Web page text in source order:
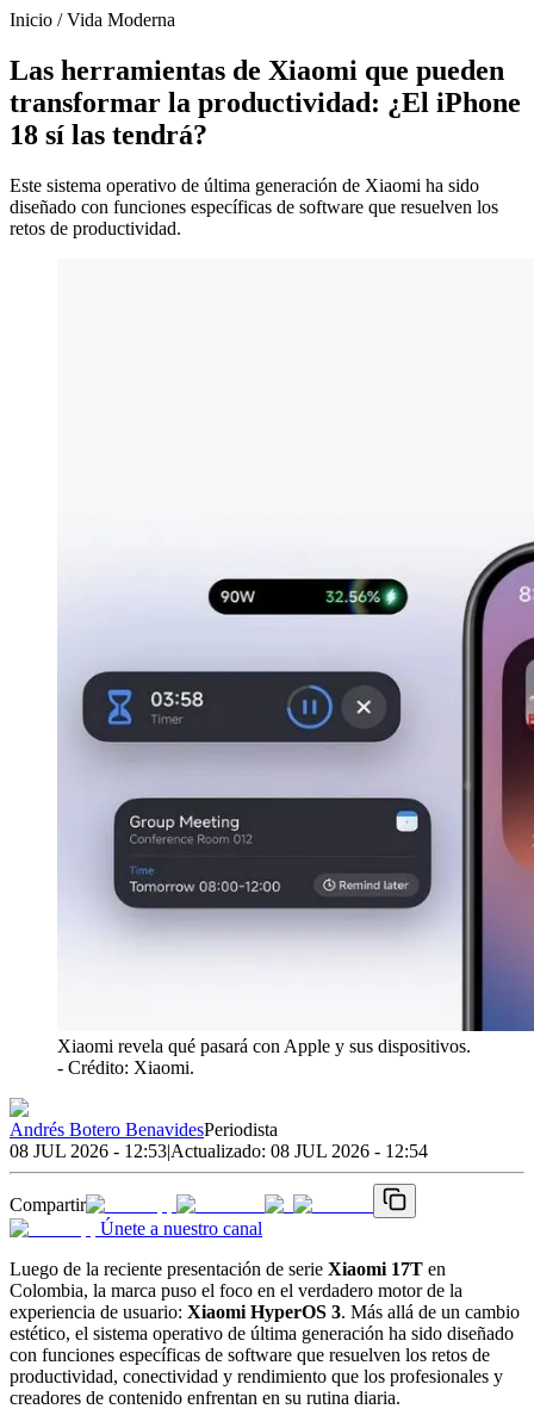
Inicio /Vida Moderna
Las herramientas de Xiaomi que pueden
transformar la productividad: ¿El iPhone
18 sí las tendrá?
Este sistema operativo de última generación de Xiaomi ha sido
diseñado con funciones específicas de software que resuelven los
retos de productividad.
Xiaomi revela qué pasará con Apple y sus dispositivos.
- Crédito: Xiaomi.
Andrés Botero BenavidesPeriodista
08 JUL 2026 - 12:53|Actualizado: 08 JUL 2026 - 12:54
Compartir
Únete a nuestro canal
Luego de la reciente presentación de serie Xiaomi 17T en
Colombia, la marca puso el foco en el verdadero motor de la
experiencia de usuario: Xiaomi HyperOS 3. Más allá de un cambio
estético, el sistema operativo de última generación ha sido diseñado
con funciones específicas de software que resuelven los retos de
productividad, conectividad y rendimiento que los profesionales y
creadores de contenido enfrentan en su rutina diaria.